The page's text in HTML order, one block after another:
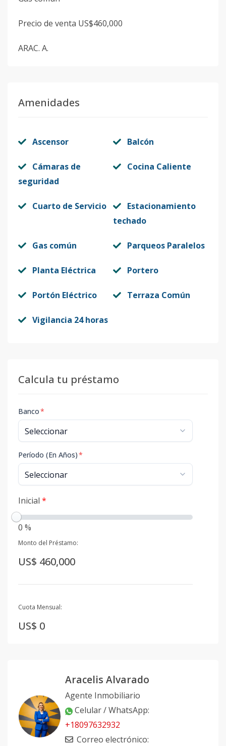
Precio de venta US$460,000
ARAC. A.
Amenidades
Ascensor Balcón
Cámaras de
seguridad
Cocina Caliente
Cuarto de Servicio
Estacionamiento
techado
Gas común Parqueos Paralelos
Planta Eléctrica Portero
Portón Eléctrico Terraza Común
Vigilancia 24 horas
Calcula tu préstamo
Banco*
Período (En Años)*
Inicial *
0 %
Monto del Préstamo:
US$ 460,000
Cuota Mensual:
US$ 0
Aracelis Alvarado
Agente Inmobiliario
Celular / WhatsApp:
+18097632932
Correo electrónico: